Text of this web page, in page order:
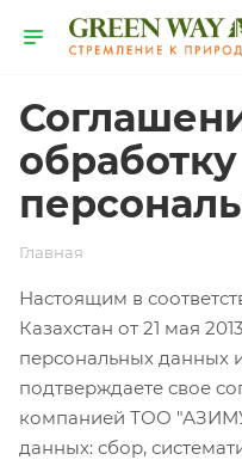
обработку
Главная
Настоящим в
Казахстан от 21 мая
персональных данных
подтверждаете свое
компанией ТОО
данных: сбор,